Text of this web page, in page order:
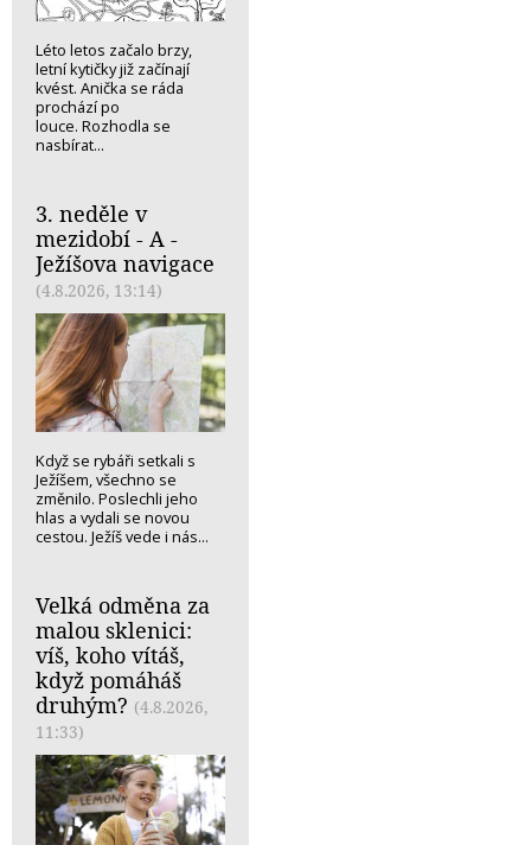
Léto letos začalo brzy,
letní kytičky již začínají
kvést. Anička se ráda
prochází po
louce. Rozhodla se
nasbírat...
3. neděle v
mezidobí - A -
Ježíšova navigace
(4.8.2026, 13:14)
Když se rybáři setkali s
Ježíšem, všechno se
změnilo. Poslechli jeho
hlas a vydali se novou
cestou. Ježíš vede i nás...
Velká odměna za
malou sklenici:
víš, koho vítáš,
když pomáháš
druhým? (4.8.2026,
11:33)